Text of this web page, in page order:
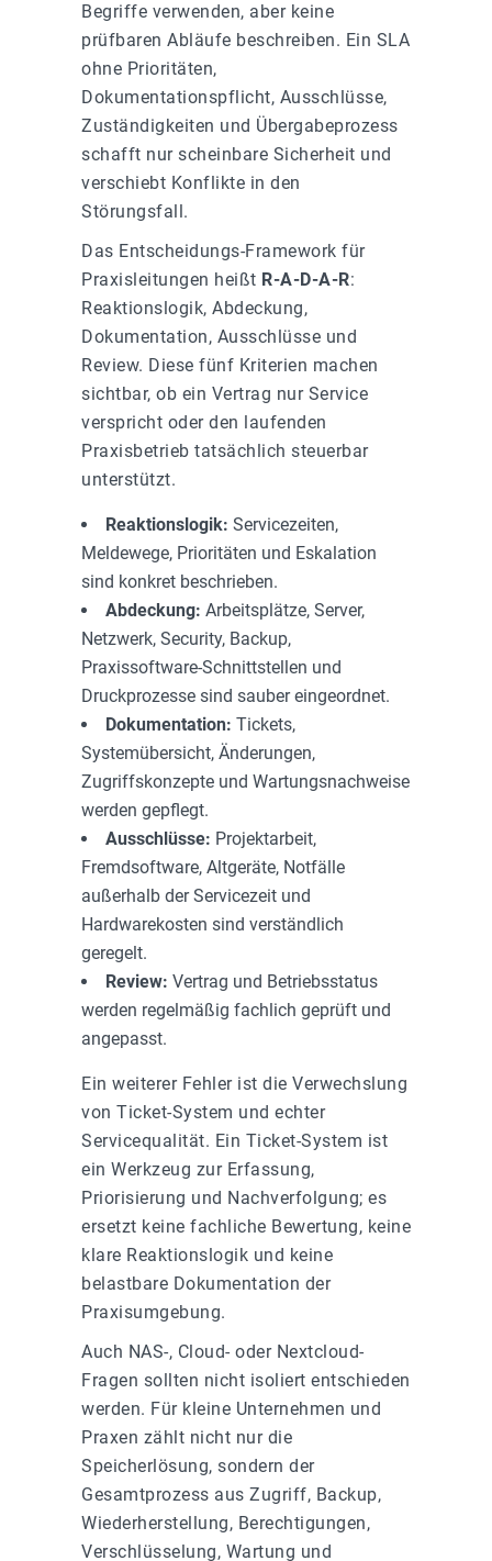
Begriffe verwenden, aber keine
prüfbaren Abläufe beschreiben. Ein SLA
ohne Prioritäten,
Dokumentationspflicht, Ausschlüsse,
Zuständigkeiten und Übergabeprozess
schafft nur scheinbare Sicherheit und
verschiebt Konflikte in den
Störungsfall.
Das Entscheidungs-Framework für
Praxisleitungen heißt R-A-D-A-R:
Reaktionslogik, Abdeckung,
Dokumentation, Ausschlüsse und
Review. Diese fünf Kriterien machen
sichtbar, ob ein Vertrag nur Service
verspricht oder den laufenden
Praxisbetrieb tatsächlich steuerbar
unterstützt.
Reaktionslogik: Servicezeiten,
Meldewege, Prioritäten und Eskalation
sind konkret beschrieben.
Abdeckung: Arbeitsplätze, Server,
Netzwerk, Security, Backup,
Praxissoftware-Schnittstellen und
Druckprozesse sind sauber eingeordnet.
Dokumentation: Tickets,
Systemübersicht, Änderungen,
Zugriffskonzepte und Wartungsnachweise
werden gepflegt.
Ausschlüsse: Projektarbeit,
Fremdsoftware, Altgeräte, Notfälle
außerhalb der Servicezeit und
Hardwarekosten sind verständlich
geregelt.
Review: Vertrag und Betriebsstatus
werden regelmäßig fachlich geprüft und
angepasst.
Ein weiterer Fehler ist die Verwechslung
von Ticket-System und echter
Servicequalität. Ein Ticket-System ist
ein Werkzeug zur Erfassung,
Priorisierung und Nachverfolgung; es
ersetzt keine fachliche Bewertung, keine
klare Reaktionslogik und keine
belastbare Dokumentation der
Praxisumgebung.
Auch NAS-, Cloud- oder Nextcloud-
Fragen sollten nicht isoliert entschieden
werden. Für kleine Unternehmen und
Praxen zählt nicht nur die
Speicherlösung, sondern der
Gesamtprozess aus Zugriff, Backup,
Wiederherstellung, Berechtigungen,
Verschlüsselung, Wartung und